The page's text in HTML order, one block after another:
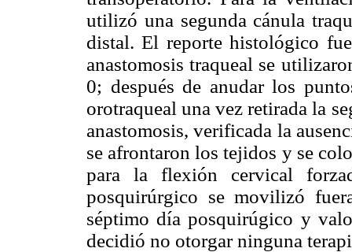
utilizó una segunda cánula
distal. El reporte histológico
anastomosis traqueal se
0; después de anudar los
orotraqueal una vez retirada la
anastomosis, verificada la
se afrontaron los tejidos y se
para la flexión cervical
posquirúrgico se movilizó
séptimo día posquirúgico y
decidió no otorgar ninguna